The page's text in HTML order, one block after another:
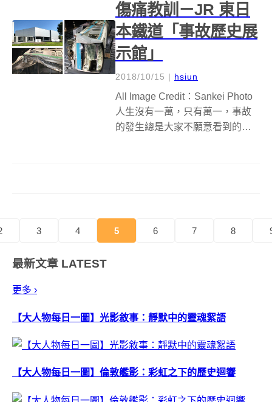
傷痛教訓－JR 東日
本鐵道「事故歷史展
示館」
2018/10/15 | hsiun
All Image Credit：Sankei Photo
人生沒有一萬，只有萬一，事故
的發生總是大家不願意看到的，
3 4 5 6 7 8
最新文章 LATEST
更多 ›
【大人物每日一圖】光影敘事：靜默中的靈魂絮語
【大人物每日一圖】倫敦艦影：彩虹之下的歷史迴響